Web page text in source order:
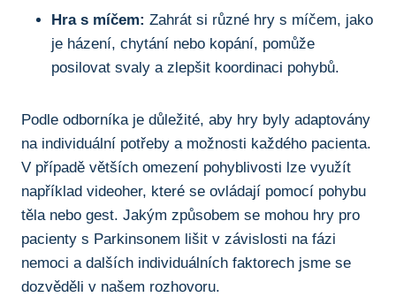
Hra s míčem: Zahrát si různé hry s míčem, jako
je házení, chytání nebo kopání, pomůže
posilovat svaly a ‌zlepšit koordinaci ‍pohybů.
Podle odborníka je důležité, aby hry byly adaptovány
na individuální potřeby a možnosti každého pacienta.
V⁣ případě ⁣větších omezení pohyblivosti lze využít
například videoher, které se ovládají pomocí pohybu‍
těla nebo gest. Jakým způsobem se mohou hry pro
pacienty s Parkinsonem lišit v⁤ závislosti na​ fázi
nemoci a dalších individuálních ⁣faktorech jsme se
dozvěděli v našem rozhovoru.